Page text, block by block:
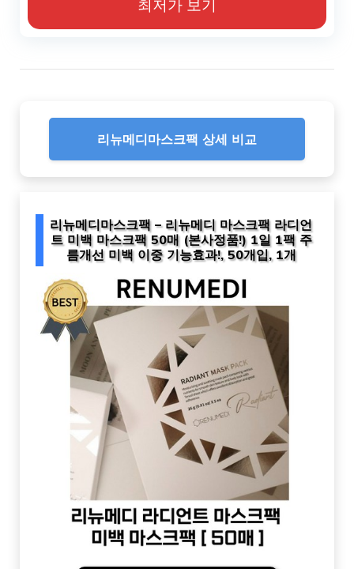
최저가 보기
리뉴메디마스크팩 상세 비교
리뉴메디마스크팩 – 리뉴메디 마스크팩 라디언
트 미백 마스크팩 50매 (본사정품!) 1일 1팩 주
름개선 미백 이중 기능효과!, 50개입, 1개